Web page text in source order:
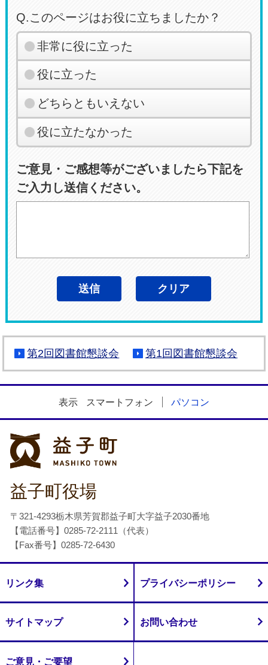
Q.このページはお役に立ちましたか？
非常に役に立った
役に立った
どちらともいえない
役に立たなかった
ご意見・ご感想等がございましたら下記を
ご入力し送信ください。
第2回図書館懇談会 第1回図書館懇談会
表示 スマートフォン パソコン
益子町役場
〒321-4293栃木県芳賀郡益子町大字益子2030番地
【電話番号】0285-72-2111（代表）
【Fax番号】0285-72-6430
リンク集 プライバシーポリシー
サイトマップ お問い合わせ
ご意見・ご要望